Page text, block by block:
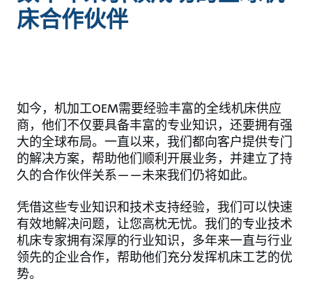
床合作伙伴
如今，机加工OEM需要经验丰富的全线机床供应
商，他们不仅要具备丰富的专业知识，还要拥有强
大的全球布局。一直以来，我们都向客户提供专门
的解决方案，帮助他们顺利开展业务，并建立了持
久的合作伙伴关系——未来我们仍将如此。
凭借这些专业知识和技术支持经验，我们可以快速
有效地解决问题，让您高枕无忧。我们的专业技术
机床专家拥有深厚的行业知识，多年来一直与行业
领先的企业合作，帮助他们充分发挥机床工艺的优
势。